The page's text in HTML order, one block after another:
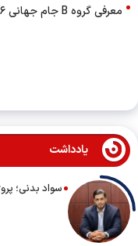
معرفی گروه B جام جهانی ۲۰۲۶؛ نبرد مدعیان برای دو بلیت صعود + فیلم
یادداشت
سواد بدنی؛